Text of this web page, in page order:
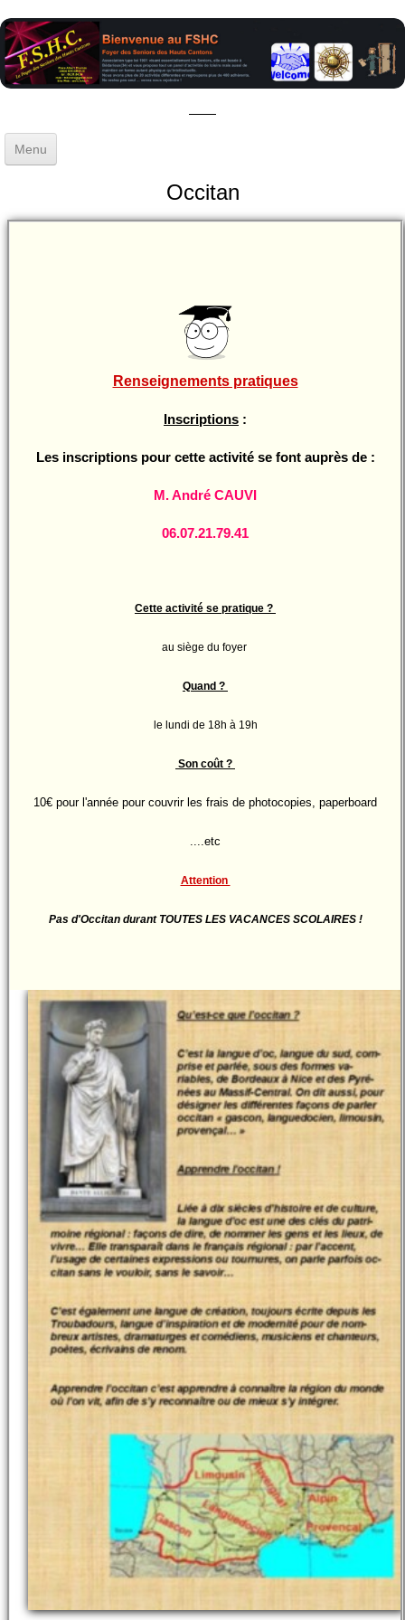
Menu
Gestion▼
Occitan
Renseignements pratiques
Inscriptions :
Les inscriptions pour cette activité se font auprès de :
M. André CAUVI
06.07.21.79.41
Cette activité se pratique ?
au siège du foyer
Quand ?
le lundi de 18h à 19h
Son coût ?
10€ pour l'année pour couvrir les frais de photocopies, paperboard
....etc
Attention
Pas d'Occitan durant TOUTES LES VACANCES SCOLAIRES !